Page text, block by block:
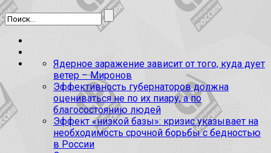
Ядерное заражение зависит от того, куда дует
ветер – Миронов
Эффективность губернаторов должна
оцениваться не по их пиару, а по
благосостоянию людей
Эффект «низкой базы»: кризис указывает на
необходимость срочной борьбы с бедностью
в России